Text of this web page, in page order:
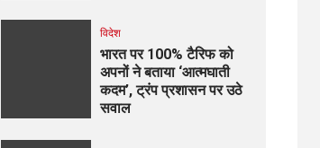
विदेश
भारत पर 100% टैरिफ को
अपनों ने बताया ‘आत्मघाती
कदम’, ट्रंप प्रशासन पर उठे
सवाल